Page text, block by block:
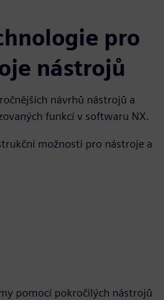
pro
nástrojů
návrhů nástrojů a
funkcí v softwaru NX.
možnosti pro nástroje a
pomocí pokročilých nástrojů